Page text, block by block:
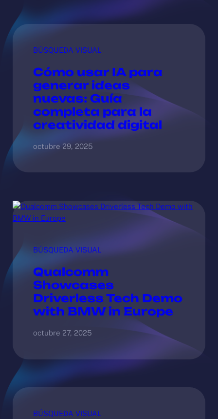
BÚSQUEDA VISUAL
Cómo usar IA para
generar ideas
nuevas: Guía
completa para la
creatividad digital
octubre 29, 2025
BÚSQUEDA VISUAL
Qualcomm
Showcases
Driverless Tech Demo
with BMW in Europe
octubre 27, 2025
BÚSQUEDA VISUAL